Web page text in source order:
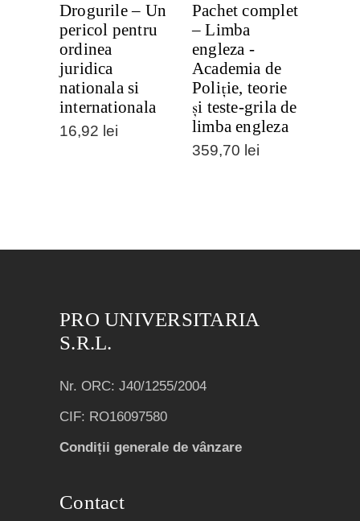
Drogurile – Un
pericol pentru
ordinea
juridica
nationala si
internationala
16,92 lei
Pachet complet
– Limba
engleza -
Academia de
Poliție, teorie
și teste-grila de
limba engleza
359,70 lei
PRO UNIVERSITARIA
S.R.L.
Nr. ORC: J40/1255/2004
CIF: RO16097580
Condiții generale de vânzare
Contact